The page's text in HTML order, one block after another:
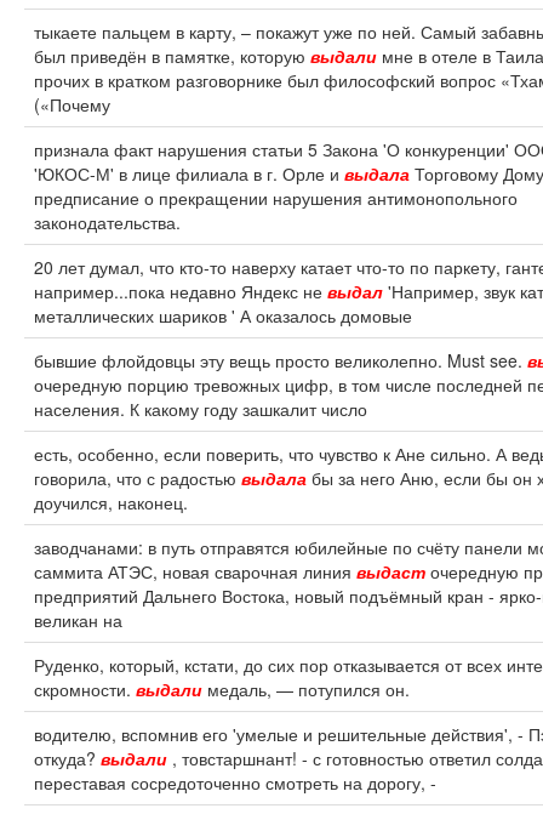
тыкаете пальцем в карту, – покажут уже по ней. Самый
был приведён в памятке, которую выдали мне в отеле в
прочих в кратком разговорнике был философский вопрос
(«Почему
признала факт нарушения статьи 5 Закона 'О конкуренции'
'ЮКОС-М' в лице филиала в г. Орле и выдала Торговому Дому
предписание о прекращении нарушения антимонопольного
законодательства.
20 лет думал, что кто-то наверху катает что-то по паркету,
например...пока недавно Яндекс не выдал 'Например, звук
металлических шариков ' А оказалось домовые
бывшие флойдовцы эту вещь просто великолепно. Must see.
очередную порцию тревожных цифр, в том числе последней
населения. К какому году зашкалит число
есть, особенно, если поверить, что чувство к Ане сильно. А
говорила, что с радостью выдала бы за него Аню, если бы он
доучился, наконец.
заводчанами: в путь отправятся юбилейные по счёту панели
саммита АТЭС, новая сварочная линия выдаст очередную
предприятий Дальнего Востока, новый подъёмный кран -
великан на
Руденко, который, кстати, до сих пор отказывается от всех
скромности. выдали медаль, — потупился он.
водителю, вспомнив его 'умелые и решительные действия', -
откуда? выдали , товстаршнант! - с готовностью ответил
переставая сосредоточенно смотреть на дорогу, -